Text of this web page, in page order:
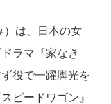
）は、日本の女
ラマ『家なき
役で一躍脚光を
ピードワゴン』